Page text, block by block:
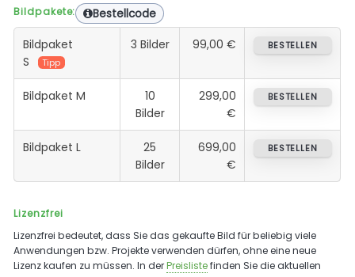
Bildpakete: Bestellcode
Bildpaket
S
Tipp
3 Bilder 99,00 € BESTELLEN
Bildpaket M
10
Bilder
299,00
€
BESTELLEN
Bildpaket L
25
Bilder
699,00
€
BESTELLEN
Lizenzfrei
Lizenzfrei bedeutet, dass Sie das gekaufte Bild für beliebig viele
Anwendungen bzw. Projekte verwenden dürfen, ohne eine neue
Lizenz kaufen zu müssen. In derPreislistefinden Sie die aktuellen